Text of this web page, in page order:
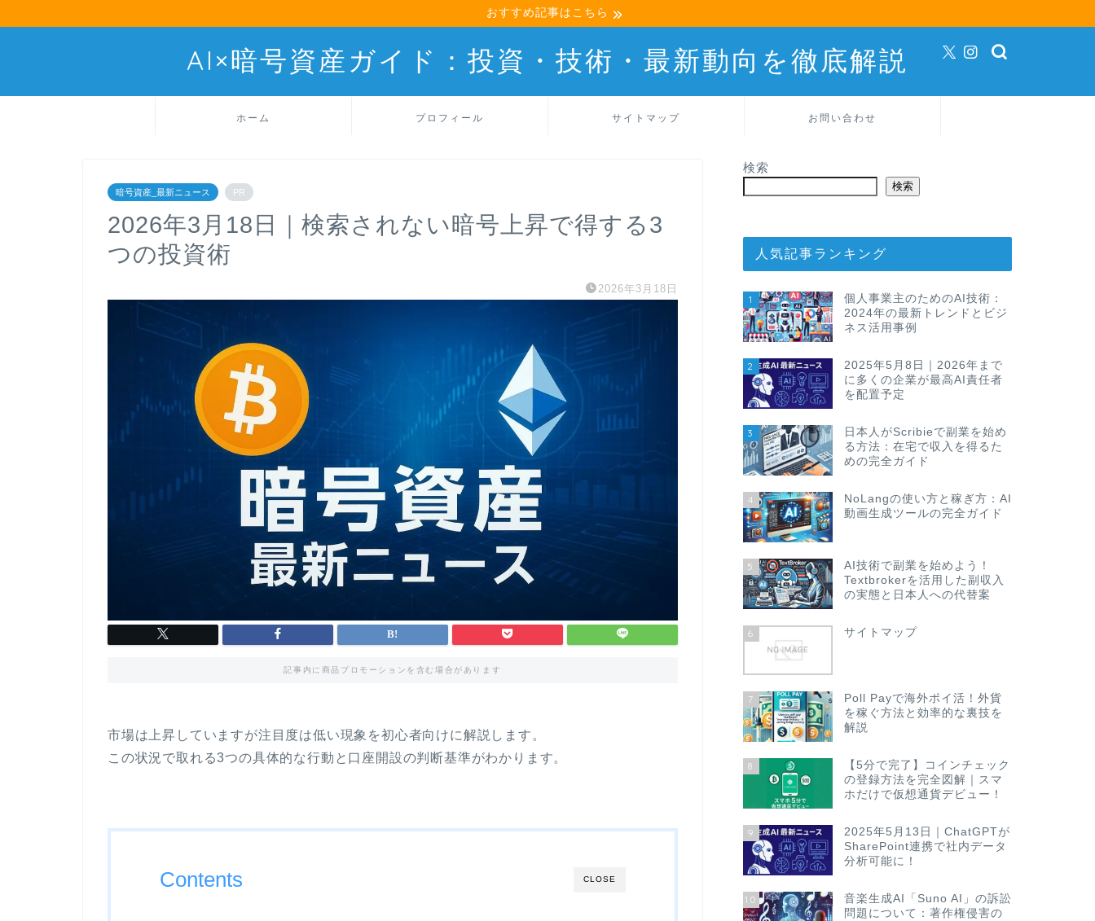
おすすめ記事はこちら
AI×暗号資産ガイド：投資・技術・最新動向を徹底解説
ホーム プロフィール サイトマップ お問い合わせ
暗号資産_最新ニュース PR
2026年3月18日｜検索されない暗号上昇で得する3
つの投資術
2026年3月18日
記事内に商品プロモーションを含む場合があります
市場は上昇していますが注目度は低い現象を初心者向けに解説します。
この状況で取れる3つの具体的な行動と口座開設の判断基準がわかります。
CLOSE
Contents
検索
検索
人気記事ランキング
1
個人事業主のためのAI技術：
2024年の最新トレンドとビジ
ネス活用事例
2
2025年5月8日｜2026年まで
に多くの企業が最高AI責任者
を配置予定
3
日本人がScribieで副業を始め
る方法：在宅で収入を得るた
めの完全ガイド
4
NoLangの使い方と稼ぎ方：AI
動画生成ツールの完全ガイド
5
AI技術で副業を始めよう！
Textbrokerを活用した副収入
の実態と日本人への代替案
6 サイトマップ
7
Poll Payで海外ポイ活！外貨
を稼ぐ方法と効率的な裏技を
解説
8
【5分で完了】コインチェック
の登録方法を完全図解｜スマ
ホだけで仮想通貨デビュー！
9
2025年5月13日｜ChatGPTが
SharePoint連携で社内データ
分析可能に！
10
音楽生成AI「Suno AI」の訴訟
問題について：著作権侵害の